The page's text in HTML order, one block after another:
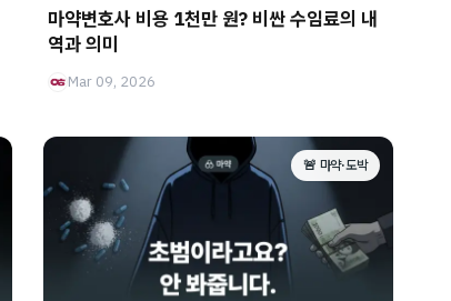
마약변호사 비용 1천만 원? 비싼 수임료의 내
역과 의미
Mar 09, 2026
🚨 마약·도박